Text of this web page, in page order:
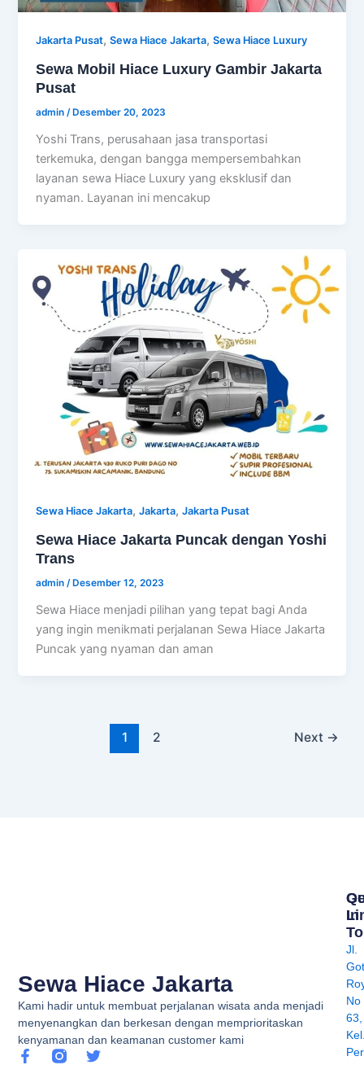
Jakarta Pusat,Sewa Hiace Jakarta,Sewa Hiace Luxury
Sewa Mobil Hiace Luxury Gambir Jakarta
Pusat
admin /Desember 20, 2023
Yoshi Trans, perusahaan jasa transportasi
terkemuka, dengan bangga mempersembahkan
layanan sewa Hiace Luxury yang eksklusif dan
nyaman. Layanan ini mencakup
Sewa Hiace Jakarta,Jakarta,Jakarta Pusat
Sewa Hiace Jakarta Puncak dengan Yoshi
Trans
admin /Desember 12, 2023
Sewa Hiace menjadi pilihan yang tepat bagi Anda
yang ingin menikmati perjalanan Sewa Hiace Jakarta
Puncak yang nyaman dan aman
1 2 Next →
Sewa Hiace Jakarta
Kami hadir untuk membuat perjalanan wisata anda menjadi
menyenangkan dan berkesan dengan memprioritaskan
kenyamanan dan keamanan customer kami
F
T
In
Jl.
No
63,